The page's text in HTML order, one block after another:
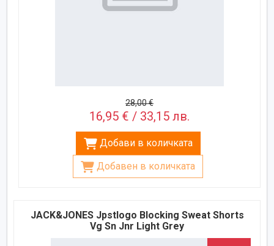
28,00 €
16,95 € / 33,15 лв.
Добави в количката
Добавен в количката
JACK&JONES Jpstlogo Blocking Sweat Shorts
Vg Sn Jnr Light Grey